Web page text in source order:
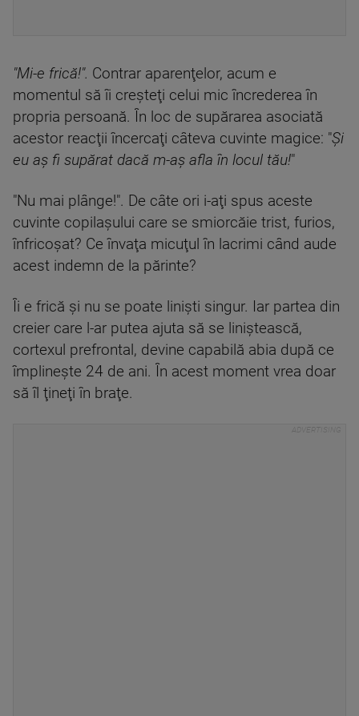
"Mi-e frică!". Contrar aparenţelor, acum e
momentul să îi creşteţi celui mic încrederea în
propria persoană. În loc de supărarea asociată
acestor reacţii încercaţi câteva cuvinte magice: "Şi
eu aş fi supărat dacă m-aş afla în locul tău!"
"Nu mai plânge!". De câte ori i-aţi spus aceste
cuvinte copilaşului care se smiorcăie trist, furios,
înfricoşat? Ce învaţa micuţul în lacrimi când aude
acest indemn de la părinte?
Îi e frică şi nu se poate linişti singur. Iar partea din
creier care l-ar putea ajuta să se liniştească,
cortexul prefrontal, devine capabilă abia după ce
împlineşte 24 de ani. În acest moment vrea doar
să îl ţineţi în braţe.